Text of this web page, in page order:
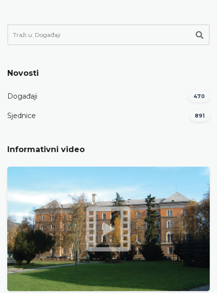
Novosti
Događaji 470
Sjednice 891
Informativni video